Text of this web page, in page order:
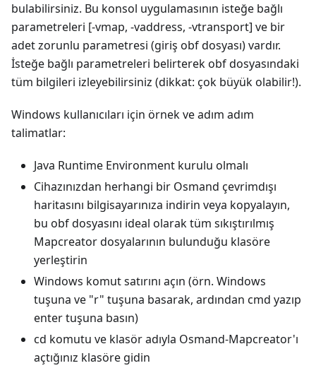
bulabilirsiniz. Bu konsol uygulamasının isteğe bağlı
parametreleri [-vmap, -vaddress, -vtransport] ve bir
adet zorunlu parametresi (giriş obf dosyası) vardır.
İsteğe bağlı parametreleri belirterek obf dosyasındaki
tüm bilgileri izleyebilirsiniz (dikkat: çok büyük olabilir!).
Windows kullanıcıları için örnek ve adım adım
talimatlar:
Java Runtime Environment kurulu olmalı
Cihazınızdan herhangi bir Osmand çevrimdışı
haritasını bilgisayarınıza indirin veya kopyalayın,
bu obf dosyasını ideal olarak tüm sıkıştırılmış
Mapcreator dosyalarının bulunduğu klasöre
yerleştirin
Windows komut satırını açın (örn. Windows
tuşuna ve "r" tuşuna basarak, ardından cmd yazıp
enter tuşuna basın)
cd komutu ve klasör adıyla Osmand-Mapcreator'ı
açtığınız klasöre gidin